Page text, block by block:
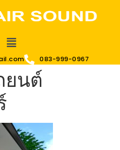
083-999-0967
ยนต์